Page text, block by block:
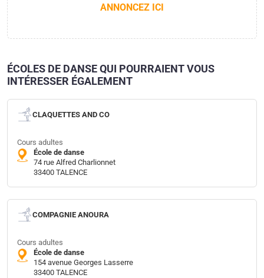
ANNONCEZ ICI
ÉCOLES DE DANSE QUI POURRAIENT VOUS
INTÉRESSER ÉGALEMENT
CLAQUETTES AND CO
Cours adultes
École de danse
74 rue Alfred Charlionnet
33400 TALENCE
COMPAGNIE ANOURA
Cours adultes
École de danse
154 avenue Georges Lasserre
33400 TALENCE